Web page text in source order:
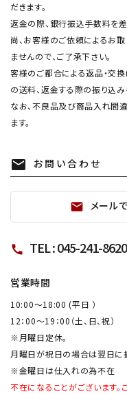
だきます。
返金の際、銀行振込手数料を
尚、お客様のご依頼によるお
ませんので、ご了承下さい。
客様のご都合による返品・交
の送料、返金する際の振り込
なお、不良品及び商品入れ間
ます。
mail お問い合わせ
mail メール
call TEL : 045-241-8620
営業時間
10:00～18:00 (平日 ）
12：00～19：00（土、日、祝）
※月曜日定休。
月曜日が祝日の場合は翌日に
※金曜日は仕入れの為不在
不在になることがございます